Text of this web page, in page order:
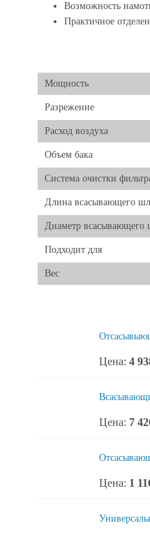
Возможность
Практичное
Мощность
Разрежение
Расход воздуха
Объем бака
Система очистки
Длина всасывающего
Диаметр всасывающего
Подходит для
Вес
Цена: 4
Цена: 7
Цена: 1